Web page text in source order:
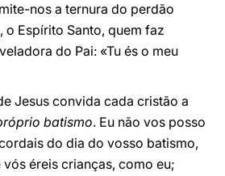
nos a ternura do perdão
o Espírito Santo, quem faz
do Pai: «Tu és o meu
Jesus convida cada cristão a
batismo. Eu não vos posso
do dia do vosso batismo,
éreis crianças, como eu;